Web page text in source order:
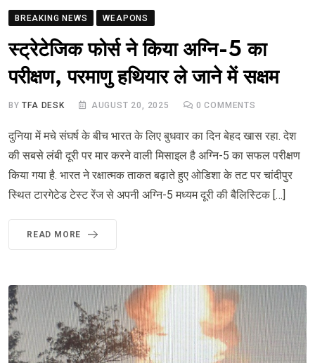
BREAKING NEWS WEAPONS
स्ट्रेटेजिक फोर्स ने किया अग्नि-5 का
परीक्षण, परमाणु हथियार ले जाने में सक्षम
BYTFA DESK AUGUST 20, 2025 0 COMMENTS
दुनिया में मचे संघर्ष के बीच भारत के लिए बुधवार का दिन बेहद खास रहा. देश
की सबसे लंबी दूरी पर मार करने वाली मिसाइल है अग्नि-5 का सफल परीक्षण
किया गया है. भारत ने रक्षात्मक ताकत बढ़ाते हुए ओडिशा के तट पर चांदीपुर
स्थित टारगेटेड टेस्ट रेंज से अपनी अग्नि-5 मध्यम दूरी की बैलिस्टिक […]
READ MORE